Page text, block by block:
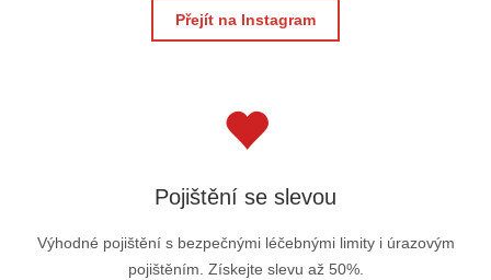
Přejít na Instagram
Pojištění se slevou
Výhodné pojištění s bezpečnými léčebnými limity i úrazovým
pojištěním. Získejte slevu až 50%.